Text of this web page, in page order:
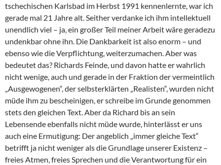
tschechischen Karlsbad im Herbst 1991 kennenlernte, war ich
gerade mal 21 Jahre alt. Seither verdanke ich ihm intellektuell
unendlich viel – ja, ein großer Teil meiner Arbeit wäre geradezu
undenkbar ohne ihn. Die Dankbarkeit ist also enorm – und
ebenso wie die Verpflichtung, weiterzumachen. Aber was
bedeutet das? Richards Feinde, und davon hatte er wahrlich
nicht wenige, auch und gerade in der Fraktion der vermeintlich
„Ausgewogenen“, der selbsterklärten „Realisten“, wurden nicht
müde ihm zu bescheinigen, er schreibe im Grunde genommen
stets den gleichen Text. Aber da Richard bis an sein
Lebensende ebenfalls nicht müde wurde, hinterlässt er uns
auch eine Ermutigung: Der angeblich „immer gleiche Text“
betrifft ja nicht weniger als die Grundlage unserer Existenz –
freies Atmen, freies Sprechen und die Verantwortung für ein